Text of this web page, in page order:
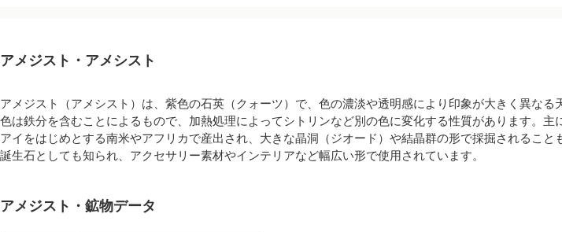
アメジスト・アメシスト
アメジスト（アメシスト）は、紫色の石英（クォーツ）で、色の濃淡や透明感により印象が大きく異なる
色は鉄分を含むことによるもので、加熱処理によってシトリンなど別の色に変化する性質があります。主
アイをはじめとする南米やアフリカで産出され、大きな晶洞（ジオード）や結晶群の形で採掘されること
誕生石としても知られ、アクセサリー素材やインテリアなど幅広い形で使用されています。
アメジスト・鉱物データ